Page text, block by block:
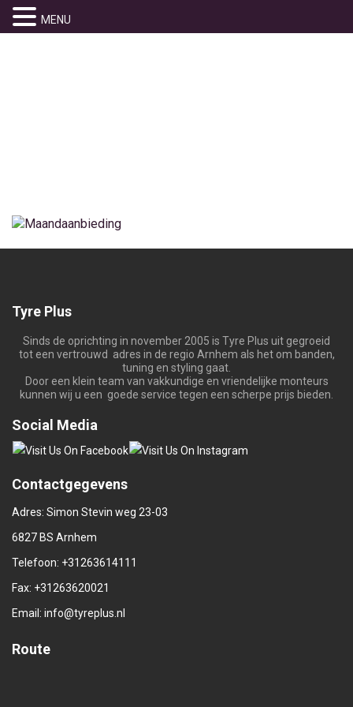
Tyre Plus
Sinds de oprichting in november 2005 is Tyre Plus uit gegroeid
tot een vertrouwd adres in de regio Arnhem als het om banden,
tuning en styling gaat.
Door een klein team van vakkundige en vriendelijke monteurs
kunnen wij u een goede service tegen een scherpe prijs bieden.
Social Media
Contactgegevens
Adres: Simon Stevin weg 23-03
6827 BS Arnhem
Telefoon: +31263614111
Fax: +31263620021
Email: info@tyreplus.nl
Route
MENU